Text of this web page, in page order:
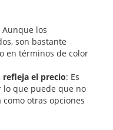
Aunque los
son bastante
en términos de color
refleja el precio: Es
lo que puede que no
otras opciones